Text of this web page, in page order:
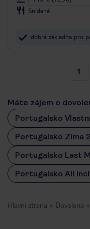
Snídaně
dobrá základna pro
1
Máte zájem o
Portugalsko
Portugalsko Zima
Portugalsko Last
Portugalsko All
Hlavní strana Dovolena